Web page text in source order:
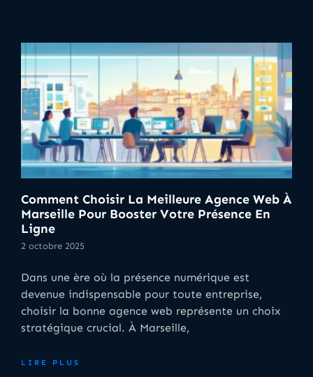
Comment Choisir La Meilleure Agence Web À
Marseille Pour Booster Votre Présence En
Ligne
2 octobre 2025
Dans une ère où la présence numérique est
devenue indispensable pour toute entreprise,
choisir la bonne agence web représente un choix
stratégique crucial. À Marseille,
LIRE PLUS